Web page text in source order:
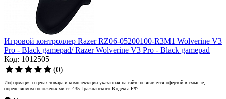
Игровой контроллер Razer RZ06-05200100-R3M1 Wolverine V3
Pro - Black gamepad/ Razer Wolverine V3 Pro - Black gamepad
Код: 1012505
(0)
Информация о ценах товара и комплектации указанная на сайте не является офертой в смысле,
определяемом положениями ст. 435 Гражданского Кодекса РФ.